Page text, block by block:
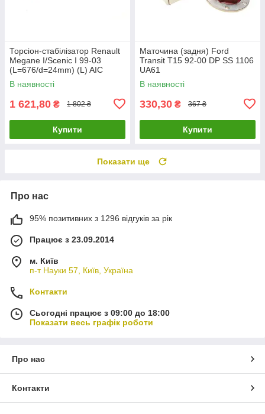
Торсіон-стабілізатор Renault
Megane I/Scenic I 99-03
(L=676/d=24mm) (L) AIC
56750 UA61
В наявності
1 621,80 ₴ 1 802 ₴
Купити
Маточина (задня) Ford
Transit T15 92-00 DP SS 1106
UA61
В наявності
330,30 ₴ 367 ₴
Купити
Показати ще
Про нас
95% позитивних з 1296 відгуків за рік
Працює з 23.09.2014
м. Київ
п-т Науки 57, Київ, Україна
Контакти
Сьогодні працює з 09:00 до 18:00
Показати весь графік роботи
Про нас
Контакти